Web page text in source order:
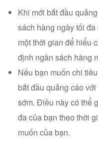
Khi mới bắt đầu
sách hàng ngày tối
một thời gian để hiểu
định ngân sách hàng
Nếu bạn muốn chi
bắt đầu quảng cáo
sớm. Điều này có thể
đa của bạn theo thời
muốn của bạn.